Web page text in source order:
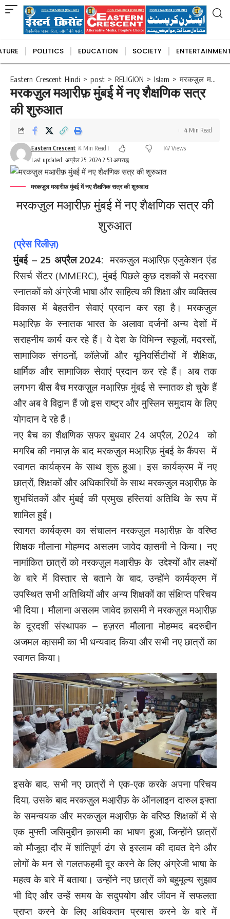
POLITICS EDUCATION SOCIETY
Eastern Crescent Hindi > post > RELIGION > Islam >मरकज़ुल मआ़रीफ़ मुंबई में नए शैक्षणिक सत्र की शुरुआत
मरकज़ुल मआ़रीफ़ मुंबई में नए शैक्षणिक सत्र
की शुरुआत
Last updated: अप्रैल 25, 2024 2:53 अपराह्न
Eastern Crescent 4 Min Read 47 Views
4 Min Read
मरकज़ुल मआ़रीफ़ मुंबई में नए शैक्षणिक सत्र की शुरुआत
मरकज़ुल मआ़रीफ़ मुंबई में नए शैक्षणिक सत्र की
शुरुआत
(प्रेस रिलीज़)
मुंबई – 25 अप्रैल 2024: मरकज़ुल मआ़रिफ़ एजुकेशन एंड
रिसर्च सेंटर (MMERC), मुंबई पिछले कुछ दशकों से मदरसा
स्नातकों को अंग्रेजी भाषा और साहित्य की शिक्षा और व्यक्तित्व
विकास में बेहतरीन सेवाएं प्रदान कर रहा है। मरकज़ुल
मआ़रिफ़ के स्नातक भारत के अलावा दर्जनों अन्य देशों में
सराहनीय कार्य कर रहे हैं। वे देश के विभिन्न स्कूलों, मदरसों,
सामाजिक संगठनों, कॉलेजों और यूनिवर्सिटीयों में शैक्षिक,
धार्मिक और सामाजिक सेवाएं प्रदान कर रहे हैं। अब तक
लगभग बीस बैच मरकज़ुल मआ़रिफ़ मुंबई से स्नातक हो चुके हैं
और अब वे विद्वान हैं जो इस राष्ट्र और मुस्लिम समुदाय के लिए
योगदान दे रहे हैं।
नए बैच का शैक्षणिक सफर बुधवार 24 अप्रैल, 2024 को
मगरिब की नमाज़ के बाद मरकज़ुल मआ़रिफ़ मुंबई के कैंपस में
स्वागत कार्यक्रम के साथ शुरू हुआ। इस कार्यक्रम में नए
छात्रों, शिक्षकों और अधिकारियों के साथ मरकज़ुल मआ़रीफ़ के
शुभचिंतकों और मुंबई की प्रमुख हस्तियां अतिथि के रूप में
शामिल हुईं।
स्वागत कार्यक्रम का संचालन मरकज़ुल मआ़रीफ़ के वरिष्ठ
शिक्षक मौलाना मोहम्मद असलम जावेद का़समी ने किया। नए
नामांकित छात्रों को मरकज़ुल मआ़रीफ़ के उद्देश्यों और लक्ष्यों
के बारे में विस्तार से बताने के बाद, उन्होंने कार्यक्रम में
उपस्थित सभी अतिथियों और अन्य शिक्षकों का संक्षिप्त परिचय
भी दिया। मौलाना असलम जावेद क़ासमी ने मरकज़ुल मआ़रीफ़
के दूरदर्शी संस्थापक – हज़रत मौलाना मोहम्मद बदरुद्दीन
अजमल का़समी का भी धन्यवाद किया और सभी नए छात्रों का
स्वागत किया।
इसके बाद, सभी नए छात्रों ने एक-एक करके अपना परिचय
दिया, उसके बाद मरकज़ुल मआ़रीफ़ के ऑनलाइन दारुल इफ्ता
के समन्वयक और मरकज़ुल मआ़रीफ़ के वरिष्ठ शिक्षकों में से
एक मुफ्ती जसिमुद्दीन क़ासमी का भाषण हुआ, जिन्होंने छात्रों
को मौजूदा दौर में शांतिपूर्ण ढंग से इस्लाम की दावत देने और
लोगों के मन से गलतफहमी दूर करने के लिए अंग्रेजी भाषा के
महत्व के बारे में बताया। उन्होंने नए छात्रों को बहुमूल्य सुझाव
भी दिए और उन्हें समय के सदुपयोग और जीवन में सफलता
प्राप्त करने के लिए अधिकतम प्रयास करने के बारे में